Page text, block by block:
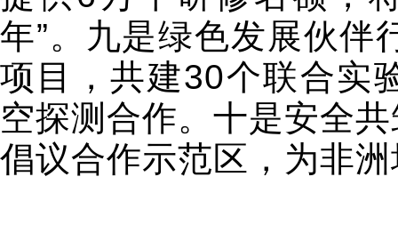
年”。九是绿色发展伙伴
项目，共建30个联合实
空探测合作。十是安全
倡议合作示范区，为非